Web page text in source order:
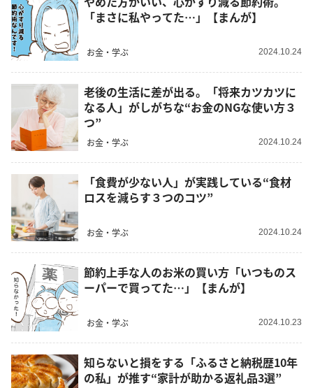
「まさに私やってた…」【まんが】
お金・学ぶ 2024.10.24
老後の生活に差が出る。「将来カツカツに
なる人」がしがちな“お金のNGな使い方３
つ”
お金・学ぶ 2024.10.24
「食費が少ない人」が実践している“食材
ロスを減らす３つのコツ”
お金・学ぶ 2024.10.24
節約上手な人のお米の買い方「いつものス
ーパーで買ってた…」【まんが】
お金・学ぶ 2024.10.23
知らないと損をする「ふるさと納税歴10年
の私」が推す“家計が助かる返礼品3選”